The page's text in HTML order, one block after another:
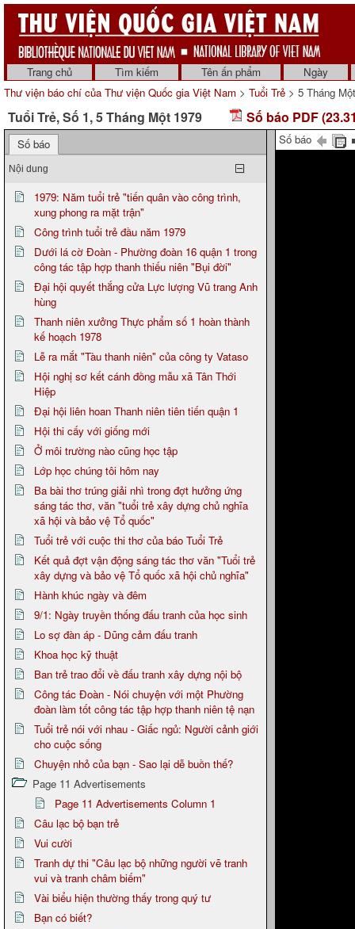
Trang chủ Tìm kiếm Tên ấn phẩm
Ngày
Thư viện báo chí của Thư viện Quốc gia Việt Nam > Tuổi Trẻ > 5 Tháng
Tuổi Trẻ, Số 1, 5 Tháng Một 1979 Số báo PDF
Số báo
Nội dung
1979: Năm tuổi trẻ "tiến quân vào công trình,
xung phong ra mặt trận"
Công trình tuổi trẻ đầu năm 1979
Dưới lá cờ Đoàn - Phường đoàn 16 quận 1 trong
công tác tập hợp thanh thiếu niên "Bụi đời"
Đại hội quyết thắng cửa Lực lượng Vũ trang Anh
hùng
Thanh niên xưởng Thực phẩm số 1 hoàn thành
kế hoạch 1978
Lễ ra mắt "Tàu thanh niên" của công ty Vataso
Hội nghị sơ kết cánh đồng mẫu xã Tân Thới
Hiệp
Đại hội liên hoan Thanh niên tiên tiến quận 1
Hội thi cấy với giống mới
Ở môi trường nào cũng học tập
Lớp học chúng tôi hôm nay
Ba bài thơ trúng giải nhì trong đợt hưởng ứng
sáng tác thơ, văn "tuổi trẻ xây dựng chủ nghĩa
xã hội và bảo vệ Tổ quốc"
Tuổi trẻ với cuộc thi thơ của báo Tuổi Trẻ
Kết quả đợt vận động sáng tác thơ văn "Tuổi trẻ
xây dựng và bảo vệ Tổ quốc xã hội chủ nghĩa"
Hành khúc ngày và đêm
9/1: Ngày truyền thống đấu tranh của học sinh
Lo sợ đàn áp - Dũng cảm đấu tranh
Khoa học kỹ thuật
Ban trẻ trao đổi về đấu tranh xây dựng nội bộ
Công tác Đoàn - Nói chuyện với một Phường
đoàn làm tốt công tác tập hợp thanh niên tệ nạn
Tuổi trẻ nói với nhau - Giấc ngủ: Người cảnh giới
cho cuộc sống
Chuyện nhỏ của bạn - Sao lại dễ buồn thế?
Page 11 Advertisements
Page 11 Advertisements Column 1
Câu lạc bộ bạn trẻ
Vui cười
Tranh dự thi "Câu lạc bộ những người vẽ tranh
vui và tranh châm biếm"
Vài biểu hiện thường thấy trong quý tư
Bạn có biết?
Số báo